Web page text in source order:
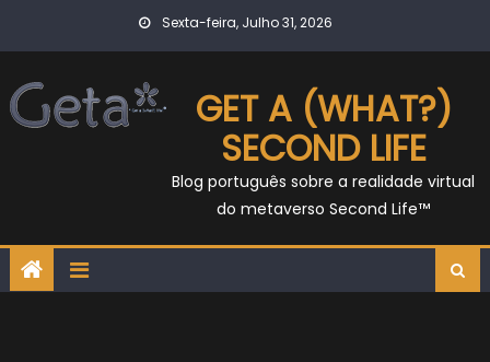
Sexta-feira, Julho 31, 2026
GET A (WHAT?)
SECOND LIFE
Blog português sobre a realidade virtual
do metaverso Second Life™